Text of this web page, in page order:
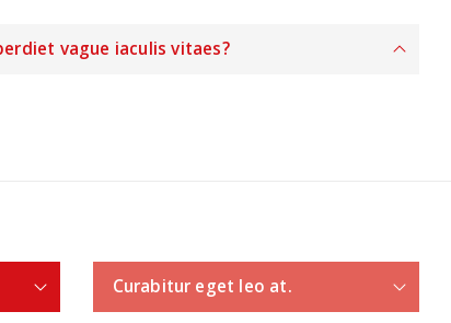
vague iaculis vitaes?
Curabitur eget leo at.